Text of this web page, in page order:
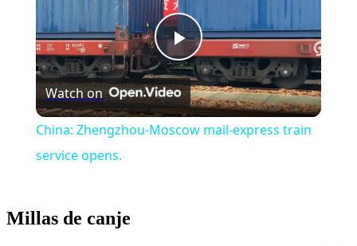
Play
Video
Watch on
China: Zhengzhou-Moscow mail-express train
service opens.
Millas de canje